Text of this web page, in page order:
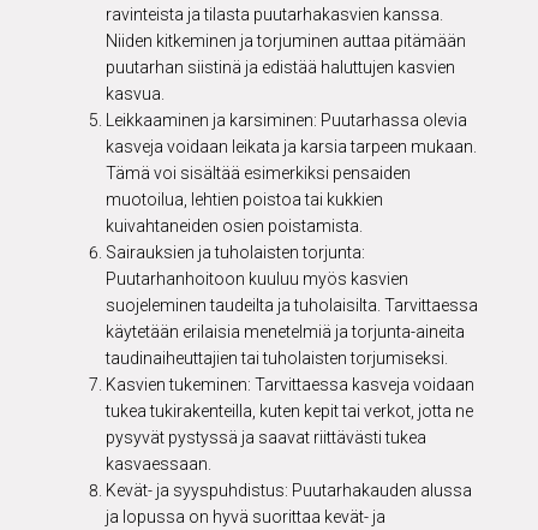
ravinteista ja tilasta puutarhakasvien kanssa.
Niiden kitkeminen ja torjuminen auttaa pitämään
puutarhan siistinä ja edistää haluttujen kasvien
kasvua.
Leikkaaminen ja karsiminen: Puutarhassa olevia
kasveja voidaan leikata ja karsia tarpeen mukaan.
Tämä voi sisältää esimerkiksi pensaiden
muotoilua, lehtien poistoa tai kukkien
kuivahtaneiden osien poistamista.
Sairauksien ja tuholaisten torjunta:
Puutarhanhoitoon kuuluu myös kasvien
suojeleminen taudeilta ja tuholaisilta. Tarvittaessa
käytetään erilaisia menetelmiä ja torjunta-aineita
taudinaiheuttajien tai tuholaisten torjumiseksi.
Kasvien tukeminen: Tarvittaessa kasveja voidaan
tukea tukirakenteilla, kuten kepit tai verkot, jotta ne
pysyvät pystyssä ja saavat riittävästi tukea
kasvaessaan.
Kevät- ja syyspuhdistus: Puutarhakauden alussa
ja lopussa on hyvä suorittaa kevät- ja